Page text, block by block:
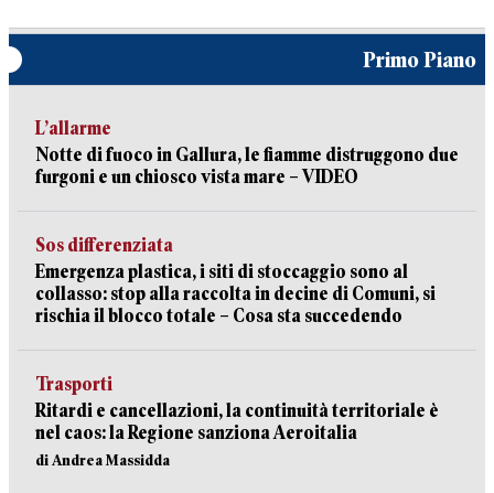
Primo Piano
L’allarme
Notte di fuoco in Gallura, le fiamme distruggono due
furgoni e un chiosco vista mare – VIDEO
Sos differenziata
Emergenza plastica, i siti di stoccaggio sono al
collasso: stop alla raccolta in decine di Comuni, si
rischia il blocco totale – Cosa sta succedendo
Trasporti
Ritardi e cancellazioni, la continuità territoriale è
nel caos: la Regione sanziona Aeroitalia
di Andrea Massidda